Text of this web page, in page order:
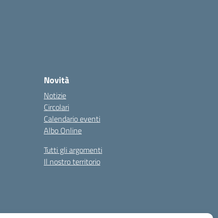
Novità
Notizie
Circolari
Calendario eventi
Albo Online
Tutti gli argomenti
Il nostro territorio